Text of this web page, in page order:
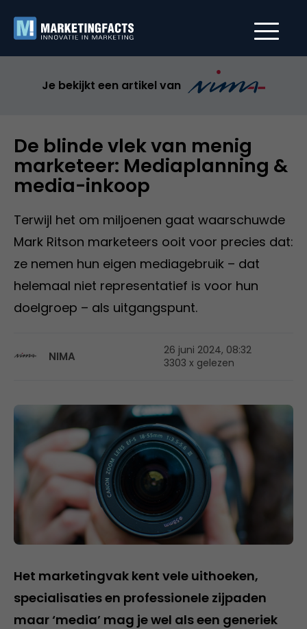
Je bekijkt een artikel van
De blinde vlek van menig
marketeer: Mediaplanning &
media-inkoop
Terwijl het om miljoenen gaat waarschuwde
Mark Ritson marketeers ooit voor precies dat:
ze nemen hun eigen mediagebruik – dat
helemaal niet representatief is voor hun
doelgroep – als uitgangspunt.
NIMA
26 juni 2024, 08:32
3303 x gelezen
Het marketingvak kent vele uithoeken,
specialisaties en professionele zijpaden
maar ‘media’ mag je wel als een generiek